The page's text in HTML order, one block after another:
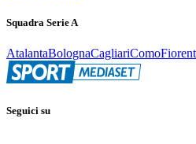
Squadra Serie A
AtalantaBolognaCagliariComo
Seguici su